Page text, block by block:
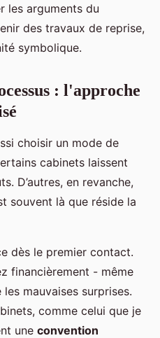
les arguments du
des travaux de reprise,
symbolique.
: l'approche
choisir un mode de
cabinets laissent
D’autres, en revanche,
souvent là que réside la
dès le premier contact.
financièrement - même
mauvaises surprises.
comme celui que je
une convention